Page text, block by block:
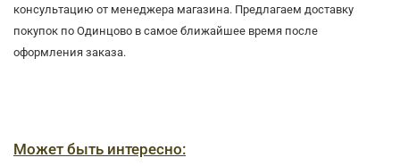
консультацию от менеджера магазина. Предлагаем доставку
покупок по Одинцово в самое ближайшее время после
оформления заказа.
Может быть интересно: